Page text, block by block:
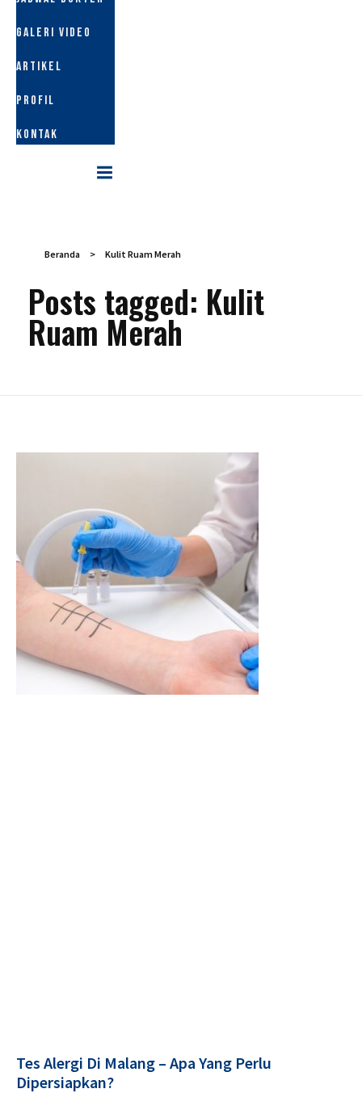
GALERI VIDEO
ARTIKEL
PROFIL
KONTAK
Beranda > Kulit Ruam Merah
Posts tagged: Kulit
Ruam Merah
Tes Alergi Di Malang – Apa Yang Perlu
Dipersiapkan?